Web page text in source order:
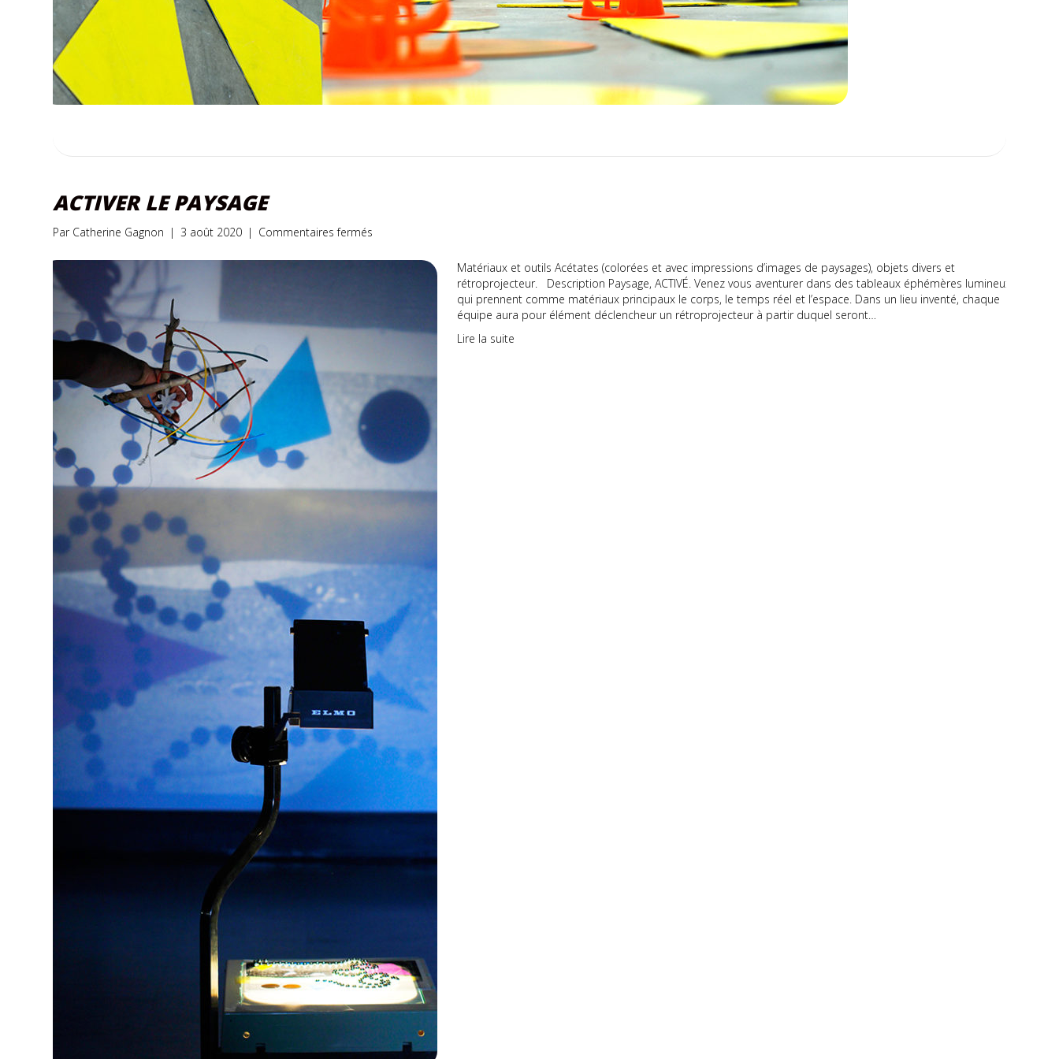
ACTIVER LE PAYSAGE
Par Catherine Gagnon | 3 août 2020 | Commentaires fermés
le
Matériaux et outils Acétates (colorées et avec impressions d’images de paysages), objets divers et
rétroprojecteur. Description Paysage, ACTIVÉ. Venez vous aventurer dans des tableaux éphémères lumineux
qui prennent comme matériaux principaux le corps, le temps réel et l’espace. Dans un lieu inventé, chaque
équipe aura pour élément déclencheur un rétroprojecteur à partir duquel seront…
Lire la suite